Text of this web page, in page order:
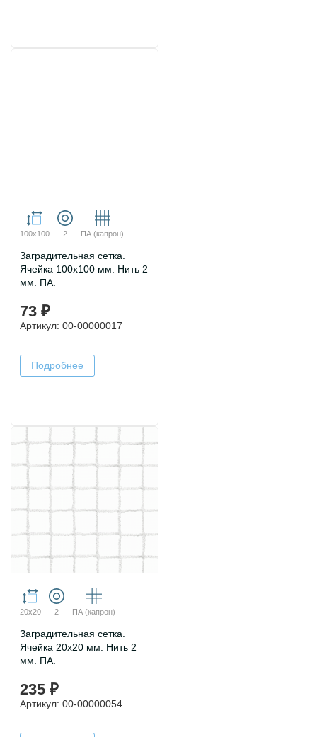
100х100 2 ПА (капрон)
Заградительная сетка.
Ячейка 100х100 мм. Нить 2
мм. ПА.
73 ₽
Артикул: 00-00000017
Подробнее
20х20 2 ПА (капрон)
Заградительная сетка.
Ячейка 20х20 мм. Нить 2
мм. ПА.
235 ₽
Артикул: 00-00000054